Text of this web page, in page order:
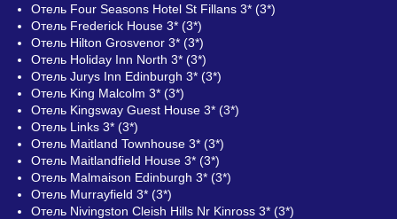
Отель Four Seasons Hotel St Fillans 3* (3*)
Отель Frederick House 3* (3*)
Отель Hilton Grosvenor 3* (3*)
Отель Holiday Inn North 3* (3*)
Отель Jurys Inn Edinburgh 3* (3*)
Отель King Malcolm 3* (3*)
Отель Kingsway Guest House 3* (3*)
Отель Links 3* (3*)
Отель Maitland Townhouse 3* (3*)
Отель Maitlandfield House 3* (3*)
Отель Malmaison Edinburgh 3* (3*)
Отель Murrayfield 3* (3*)
Отель Nivingston Cleish Hills Nr Kinross 3* (3*)